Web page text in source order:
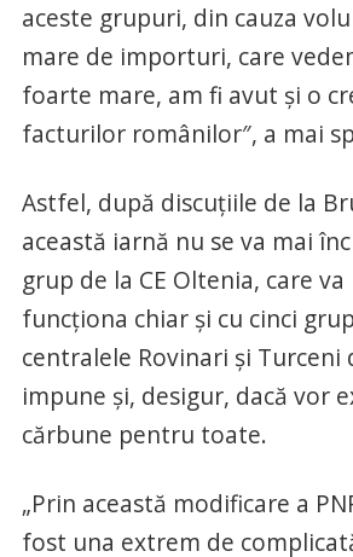
aceste grupuri, din cauza
mare de importuri, care
foarte mare, am fi avut și o
facturilor românilor″, a mai
Astfel, după discuțiile de la
această iarnă nu se va mai
grup de la CE Oltenia, care
funcționa chiar și cu cinci
centralele Rovinari și Turceni
impune și, desigur, dacă vor
cărbune pentru toate.
„Prin această modificare a
fost una extrem de